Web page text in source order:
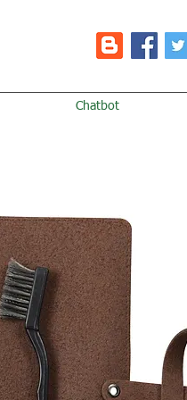
Chatbot